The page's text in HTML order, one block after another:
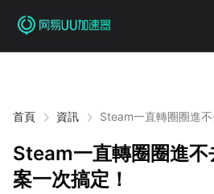
首頁 資訊
Steam一直轉圈圈進
Steam一直轉圈圈進
案一次搞定！